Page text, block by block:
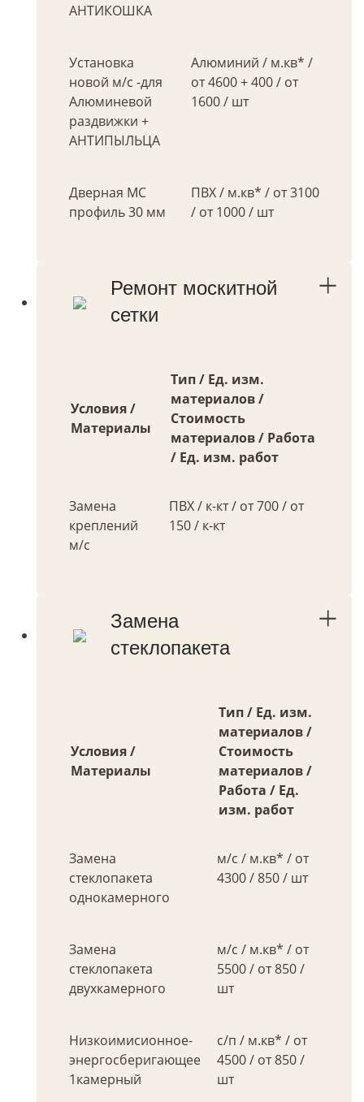
АНТИКОШКА
Установка
новой м/с -для
Алюминевой
раздвижки +
АНТИПЫЛЬЦА
Алюминий / м.кв* /
от 4600 + 400 / от
1600 / шт
Дверная МС
профиль 30 мм
ПВХ / м.кв* / от 3100
/ от 1000 / шт
Ремонт москитной
сетки
Условия /
Материалы
Тип / Ед. изм.
материалов /
Стоимость
материалов / Работа
/ Ед. изм. работ
Замена
креплений
м/с
ПВХ / к-кт / от 700 / от
150 / к-кт
Замена
стеклопакета
Условия /
Материалы
Тип / Ед. изм.
материалов /
Стоимость
материалов /
Работа / Ед.
изм. работ
Замена
стеклопакета
однокамерного
м/с / м.кв* / от
4300 / 850 / шт
Замена
стеклопакета
двухкамерного
м/с / м.кв* / от
5500 / от 850 /
шт
Низкоимисионное-
энергосберигающее
1камерный
с/п / м.кв* / от
4500 / от 850 /
шт